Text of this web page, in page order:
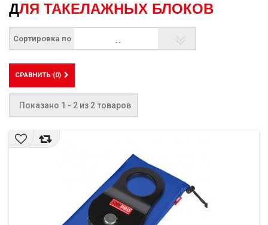
ДЛЯ ТАКЕЛАЖНЫХ БЛОКОВ
Сортировка по --
СРАВНИТЬ (0)
Показано 1 - 2 из 2 товаров